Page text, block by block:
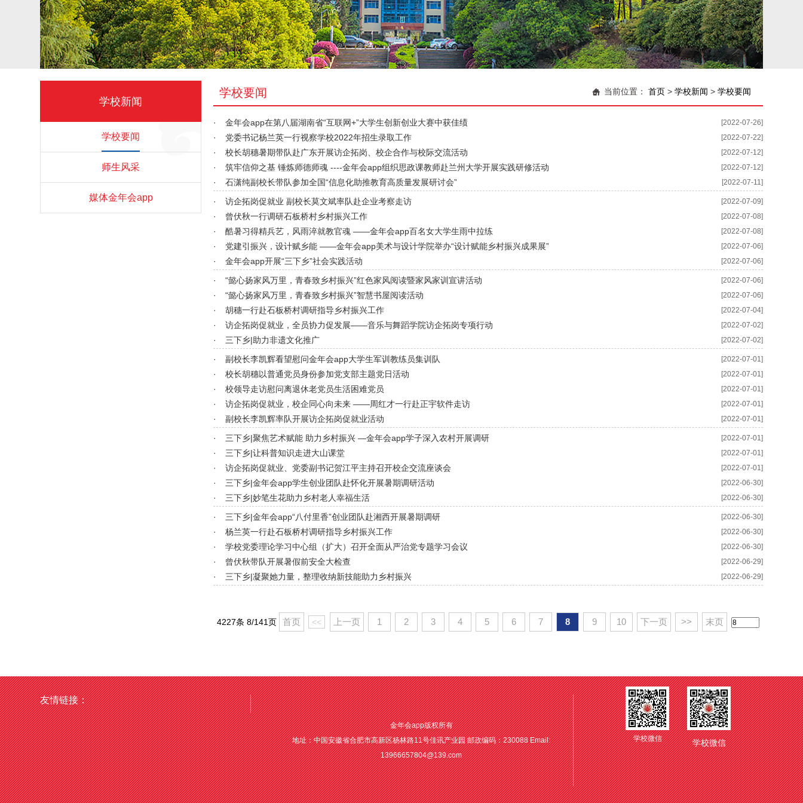
学校新闻
学校要闻
师生风采
媒体金年会app
学校要闻 当前位置： 首页 > 学校新闻 > 学校要闻
[2022-07-26]
· 金年会app在第八届湖南省“互联网+”大学生创新创业大赛中获佳绩
[2022-07-22]
· 党委书记杨兰英一行视察学校2022年招生录取工作
[2022-07-12]
· 校长胡穗暑期带队赴广东开展访企拓岗、校企合作与校际交流活动
[2022-07-12]
· 筑牢信仰之基 锤炼师德师魂 ----金年会app组织思政课教师赴兰州大学开展实践研修活动
[2022-07-11]
· 石潇纯副校长带队参加全国“信息化助推教育高质量发展研讨会”
[2022-07-09]
· 访企拓岗促就业 副校长莫文斌率队赴企业考察走访
[2022-07-08]
· 曾伏秋一行调研石板桥村乡村振兴工作
[2022-07-08]
· 酷暑习得精兵艺，风雨淬就教官魂 ——金年会app百名女大学生雨中拉练
[2022-07-06]
· 党建引振兴，设计赋乡能 ——金年会app美术与设计学院举办“设计赋能乡村振兴成果展”
[2022-07-06]
· 金年会app开展“三下乡”社会实践活动
[2022-07-06]
· “懿心扬家风万里，青春致乡村振兴”红色家风阅读暨家风家训宣讲活动
[2022-07-06]
· “懿心扬家风万里，青春致乡村振兴”智慧书屋阅读活动
[2022-07-04]
· 胡穗一行赴石板桥村调研指导乡村振兴工作
[2022-07-02]
· 访企拓岗促就业，全员协力促发展——音乐与舞蹈学院访企拓岗专项行动
[2022-07-02]
· 三下乡|助力非遗文化推广
[2022-07-01]
· 副校长李凯辉看望慰问金年会app大学生军训教练员集训队
[2022-07-01]
· 校长胡穗以普通党员身份参加党支部主题党日活动
[2022-07-01]
· 校领导走访慰问离退休老党员生活困难党员
[2022-07-01]
· 访企拓岗促就业，校企同心向未来 ——周红才一行赴正宇软件走访
[2022-07-01]
· 副校长李凯辉率队开展访企拓岗促就业活动
[2022-07-01]
· 三下乡|聚焦艺术赋能 助力乡村振兴 —金年会app学子深入农村开展调研
[2022-07-01]
· 三下乡|让科普知识走进大山课堂
[2022-07-01]
· 访企拓岗促就业、党委副书记贺江平主持召开校企交流座谈会
[2022-06-30]
· 三下乡|金年会app学生创业团队赴怀化开展暑期调研活动
[2022-06-30]
· 三下乡|妙笔生花助力乡村老人幸福生活
[2022-06-30]
· 三下乡|金年会app“八付里香”创业团队赴湘西开展暑期调研
[2022-06-30]
· 杨兰英一行赴石板桥村调研指导乡村振兴工作
[2022-06-30]
· 学校党委理论学习中心组（扩大）召开全面从严治党专题学习会议
[2022-06-29]
· 曾伏秋带队开展暑假前安全大检查
[2022-06-29]
· 三下乡|凝聚她力量，整理收纳新技能助力乡村振兴
4227条 8/141页 首页 << 上一页 1 2 3 4 5 6 7 8 9 10 下一页 >> 末页
友情链接：
金年会app版权所有
地址：中国安徽省合肥市高新区杨林路11号佳讯产业园 邮政编码：230088 Email:
13966657804@139.com
学校微信 学校微信